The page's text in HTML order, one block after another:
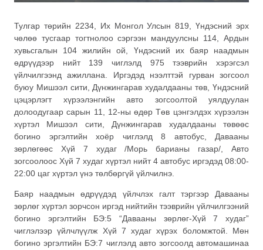
Тулгар төрийн 2234, Их Монгол Улсын 819, Үндэсний эрх
чөлөө тусгаар тогтнолоо сэргээн мандуулсны 114, Ардын
хувьсгалын 104 жилийн ой, Үндэсний их баяр наадмын
өдрүүдээр нийт 139 чиглэлд 975 тээврийн хэрэгсэл
үйлчилгээнд ажиллана. Иргэдэд нээлттэй гурван зогсоол
буюу Мишээл сити, Дүнжингарав худалдааны төв, Үндэсний
цэцэрлэгт хүрээлэнгийн авто зогсоолтой уялдуулан
долоодугаар сарын 11, 12-ны өдөр Төв цэнгэлдэх хүрээлэн
хүртэл Мишээл сити, Дүнжингарав худалдааны төвөөс
богино эргэлтийн хоёр чиглэлд 8 автобус, Давааны
зөрлөгөөс Хүй 7 худаг /Морь барианы газар/, Авто
зогсоолоос Хүй 7 худаг хүртэл нийт 4 автобус иргэдэд 08:00-
22:00 цаг хүртэл үнэ төлбөргүй үйлчилнэ.
Баяр наадмын өдрүүдэд үйлчлэх галт тэргээр Давааны
зөрлөг хүртэл зорчсон иргэд нийтийн тээврийн үйлчилгээний
богино эргэлтийн БЭ:5 “Давааны зөрлөг-Хүй 7 худаг”
чиглэлээр үйлчлүүлж Хүй 7 худаг хүрэх боломжтой. Мөн
богино эргэлтийн БЭ:7 чиглэлд авто зогсоолд автомашинаа